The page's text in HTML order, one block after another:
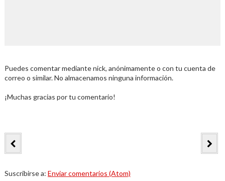
Puedes comentar mediante nick, anónimamente o con tu cuenta de
correo o similar. No almacenamos ninguna información.
¡Muchas gracias por tu comentario!
Suscribirse a: Enviar comentarios (Atom)